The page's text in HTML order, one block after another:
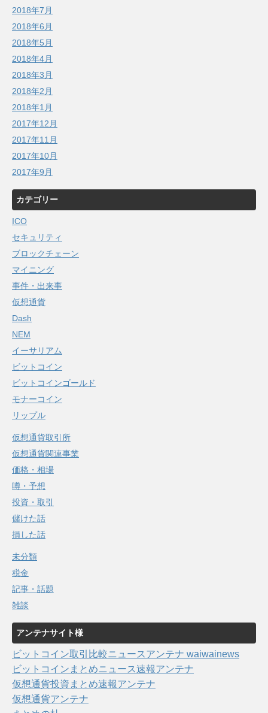
2018年7月
2018年6月
2018年5月
2018年4月
2018年3月
2018年2月
2018年1月
2017年12月
2017年11月
2017年10月
2017年9月
カテゴリー
ICO
セキュリティ
ブロックチェーン
マイニング
事件・出来事
仮想通貨
Dash
NEM
イーサリアム
ビットコイン
ビットコインゴールド
モナーコイン
リップル
仮想通貨取引所
仮想通貨関連事業
価格・相場
噂・予想
投資・取引
儲けた話
損した話
未分類
税金
記事・話題
雑談
アンテナサイト様
ビットコイン取引比較ニュースアンテナ waiwainews
ビットコインまとめニュース速報アンテナ
仮想通貨投資まとめ速報アンテナ
仮想通貨アンテナ